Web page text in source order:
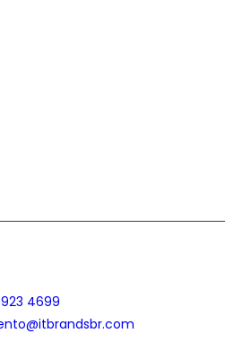
4699